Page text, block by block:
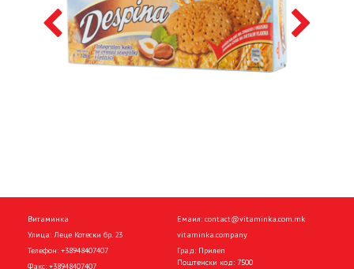
Витаминка
Улица: Леце Котески бр. 23
Телефон: +38948407407
Факс: +38948407407
Емаил: contact@vitaminka.com.mk
vitaminka.company
Град: Прилеп
Поштенски код: 7500